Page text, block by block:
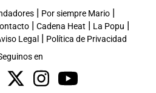
| Por siempre Mario|
| Cadena Heat | La Popu |
Legal | Política de Privacidad
en